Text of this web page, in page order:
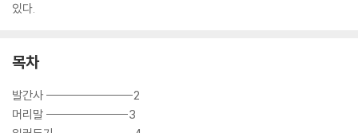
있다.
목차
발간사 ------------------2
머리말 -----------------3